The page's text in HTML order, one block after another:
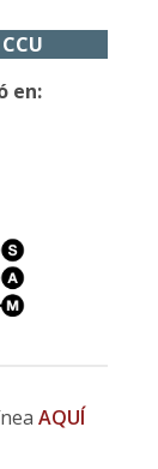
en:
AQUÍ